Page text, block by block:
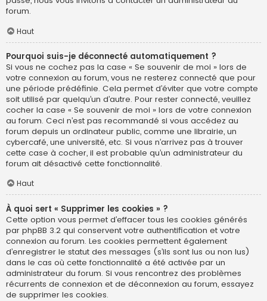
forum.
Haut
Pourquoi suis-je déconnecté automatiquement ?
Si vous ne cochez pas la case « Se souvenir de moi » lors de
votre connexion au forum, vous ne resterez connecté que pour
une période prédéfinie. Cela permet d’éviter que votre compte
soit utilisé par quelqu’un d’autre. Pour rester connecté, veuillez
cocher la case « Se souvenir de moi » lors de votre connexion
au forum. Ceci n’est pas recommandé si vous accédez au
forum depuis un ordinateur public, comme une librairie, un
cybercafé, une université, etc. Si vous n’arrivez pas à trouver
cette case à cocher, il est probable qu’un administrateur du
forum ait désactivé cette fonctionnalité.
Haut
À quoi sert « Supprimer les cookies » ?
Cette option vous permet d’effacer tous les cookies générés
par phpBB 3.2 qui conservent votre authentification et votre
connexion au forum. Les cookies permettent également
d’enregistrer le statut des messages (s’ils sont lus ou non lus)
dans le cas où cette fonctionnalité a été activée par un
administrateur du forum. Si vous rencontrez des problèmes
récurrents de connexion et de déconnexion au forum, essayez
de supprimer les cookies.